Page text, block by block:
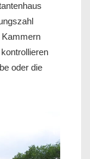
Kammern
oder die